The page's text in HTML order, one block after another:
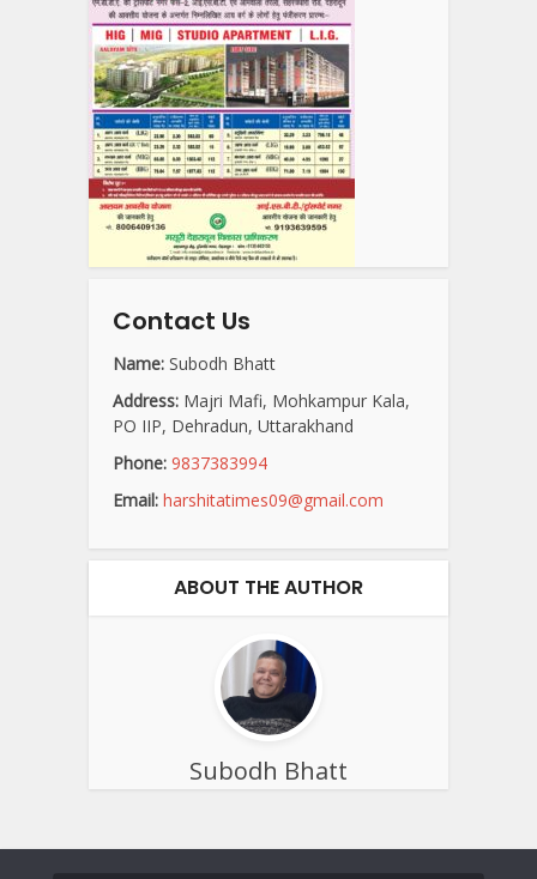
Contact Us
Name: Subodh Bhatt
Address: Majri Mafi, Mohkampur Kala,
PO IIP, Dehradun, Uttarakhand
Phone: 9837383994
Email: harshitatimes09@gmail.com
ABOUT THE AUTHOR
Subodh Bhatt